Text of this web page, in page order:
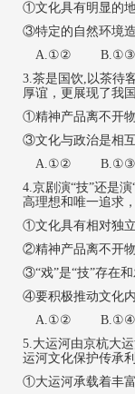
①文化具有明显的
③特定的自然环境
A.①②
3.茶是国饮,以茶待
厚谊，更展现了我
①精神产品离不开
③文化与政治是相
A.①②
4.京剧演“技”还是演
高理想和唯一追求
①文化具有相对独
②精神产品离不开
③“戏”是“技”存在
④要积极推动文化
A.①②
5.大运河由京杭大
运河文化保护传承
①大运河承载着丰